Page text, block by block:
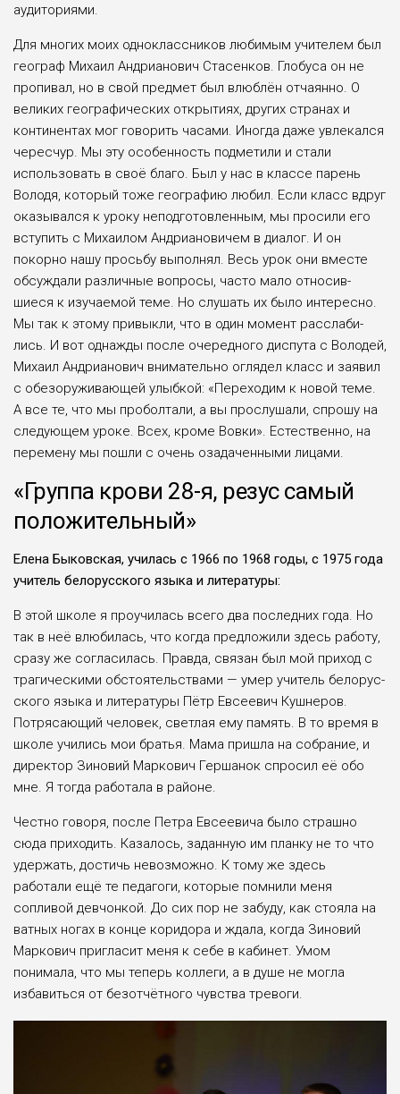
аудиториями.
Для многих моих одноклассни­ков любимым учителем был
географ Михаил Андрианович Стасенков. Гло­буса он не
пропивал, но в свой пред­мет был влюблён отчаянно. О
вели­ких географических открытиях, дру­гих странах и
континентах мог гово­рить часами. Иногда даже увлекался
чересчур. Мы эту особенность подме­тили и стали
использовать в своё бла­го. Был у нас в классе парень
Володя, который тоже географию любил. Если класс вдруг
оказывался к уроку непод­готовленным, мы просили его
вступить с Михаилом Андриановичем в диалог. И он
покорно нашу просьбу выполнял. Весь урок они вместе
обсуждали раз­личные вопросы, часто мало относив­
шиеся к изучаемой теме. Но слушать их было интересно.
Мы так к этому при­выкли, что в один момент расслаби­
лись. И вот однажды после очередного диспута с Володей,
Михаил Андриано­вич внимательно оглядел класс и заявил
с обезоруживающей улыбкой: «Перехо­дим к новой теме.
А все те, что мы про­болтали, а вы прослушали, спрошу на
следующем уроке. Всех, кроме Вовки». Естественно, на
перемену мы пошли с очень озадаченными лицами.
«Группа крови 28-я, резус самый
положительный»
Елена Быковская, училась с 1966 по 1968 годы, с 1975 года
учитель белорусского языка и литературы:
В этой школе я проучилась всего два последних года. Но
так в неё влюби­лась, что когда предложили здесь рабо­ту,
сразу же согласилась. Правда, связан был мой приход с
трагическими обсто­ятельствами — умер учитель белорус­
ского языка и литературы Пётр Евсее­вич Кушнеров.
Потрясающий человек, светлая ему память. В то время в
шко­ле учились мои братья. Мама пришла на собрание, и
директор Зиновий Мар­кович Гершанок спросил её обо
мне. Я тогда работала в районе.
Честно говоря, после Петра Евсее­вича было страшно
сюда приходить. Казалось, заданную им планку не то что
удержать, достичь невозможно. К тому же здесь
работали ещё те педаго­ги, которые помнили меня
сопливой девчонкой. До сих пор не забуду, как стояла на
ватных ногах в конце кори­дора и ждала, когда Зиновий
Маркович пригласит меня к себе в кабинет. Умом
понимала, что мы теперь коллеги, а в душе не могла
избавиться от безотчёт­ного чувства тревоги.